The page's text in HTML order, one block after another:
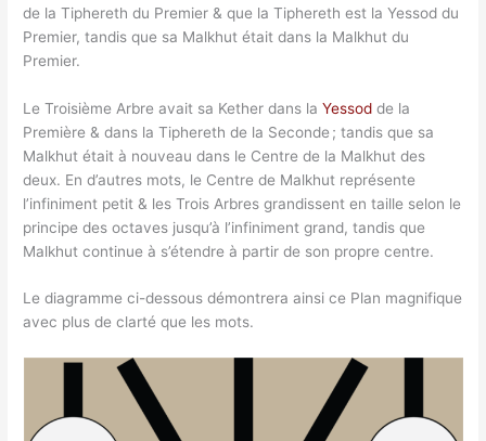
de la Tiphereth du Premier & que la Tiphereth est la Yessod du
Premier, tandis que sa Malkhut était dans la Malkhut du
Premier.
Le Troisième Arbre avait sa Kether dans laYessod de la
Première & dans la Tiphereth de la Seconde ; tandis que sa
Malkhut était à nouveau dans le Centre de la Malkhut des
deux. En d’autres mots, le Centre de Malkhut représente
l’infiniment petit & les Trois Arbres grandissent en taille selon le
principe des octaves jusqu’à l’infiniment grand, tandis que
Malkhut continue à s’étendre à partir de son propre centre.
Le diagramme ci-dessous démontrera ainsi ce Plan magnifique
avec plus de clarté que les mots.